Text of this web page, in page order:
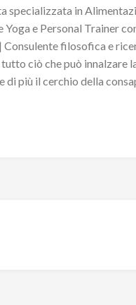
specializzata in
e Personal Trainer
Consulente filosofica e
ciò che può innalzare
di più il cerchio della